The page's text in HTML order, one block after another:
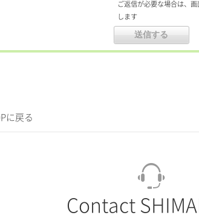
ご返信が必要な場合は、
します
に戻る
Contact